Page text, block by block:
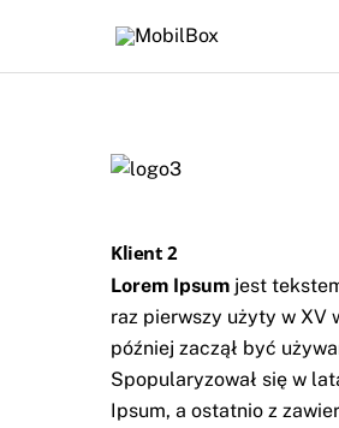
content
Klient 2
Lorem Ipsum jest
raz pierwszy użyty w XV
później zaczął być
Spopularyzował się w
Ipsum, a ostatnio z